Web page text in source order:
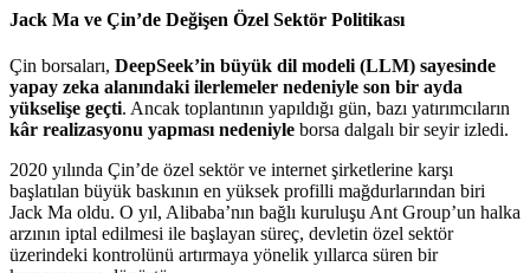
Jack Ma ve Çin’de Değişen Özel Sektör Politikası
Çin borsaları, DeepSeek’in büyük dil modeli (LLM) sayesinde
yapay zeka alanındaki ilerlemeler nedeniyle son bir ayda
yükselişe geçti. Ancak toplantının yapıldığı gün, bazı yatırımcıların
kâr realizasyonu yapması nedeniyle borsa dalgalı bir seyir izledi.
2020 yılında Çin’de özel sektör ve internet şirketlerine karşı
başlatılan büyük baskının en yüksek profilli mağdurlarından biri
Jack Ma oldu. O yıl, Alibaba’nın bağlı kuruluşu Ant Group’un halka
arzının iptal edilmesi ile başlayan süreç, devletin özel sektör
üzerindeki kontrolünü artırmaya yönelik yıllarca süren bir